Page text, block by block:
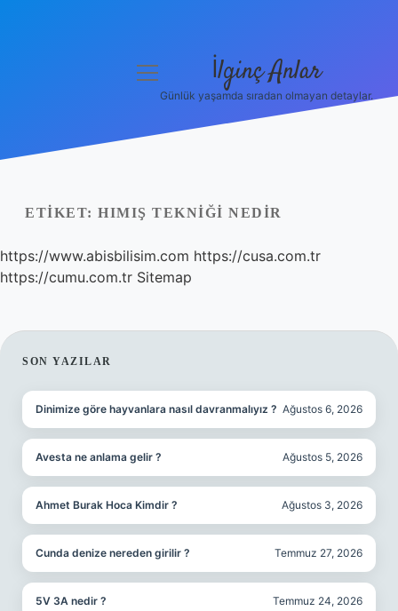
Yasal Uyarı
Hakkımızda
menüyü
İlginç Anlar
Günlük yaşamda sıradan olmayan detaylar.
ETIKET: HIMIŞ TEKNIĞI NEDIR
https://www.abisbilisim.com https://cusa.com.tr
https://cumu.com.tr Sitemap
SIDEBAR
SON YAZILAR
Dinimize göre hayvanlara nasıl davranmalıyız ? Ağustos 6, 2026
Avesta ne anlama gelir ? Ağustos 5, 2026
Ahmet Burak Hoca Kimdir ? Ağustos 3, 2026
Cunda denize nereden girilir ? Temmuz 27, 2026
5V 3A nedir ? Temmuz 24, 2026